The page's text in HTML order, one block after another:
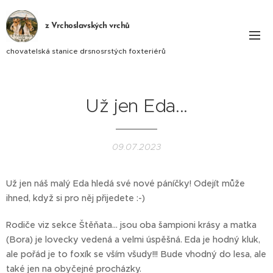
z Vrchoslavských vrchů
chovatelská stanice drsnosrstých foxteriérů
Už jen Eda...
09.07.2023
Už jen náš malý Eda hledá své nové páníčky! Odejít může
ihned, když si pro něj přijedete :-)
Rodiče viz sekce Štěňata... jsou oba šampioni krásy a matka
(Bora) je lovecky vedená a velmi úspěšná. Eda je hodný kluk,
ale pořád je to foxík se vším všudy!!! Bude vhodný do lesa, ale
také jen na obyčejné procházky.